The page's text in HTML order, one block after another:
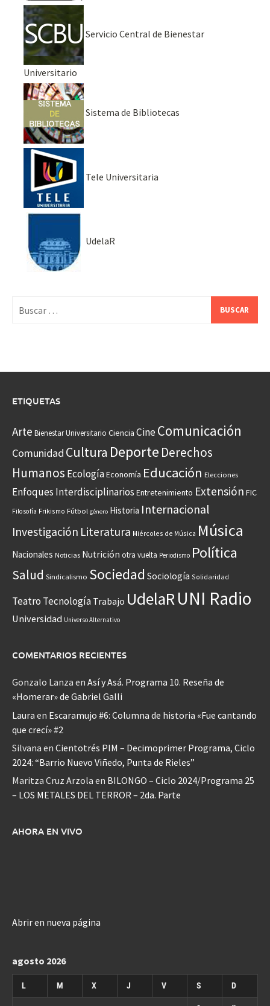
Servicio Central de Bienestar
Universitario
Sistema de Bibliotecas
Tele Universitaria
UdelaR
ETIQUETAS
Arte Bienestar Universitario Ciencia CineComunicación
Comunidad Cultura Deporte Derechos
Humanos EcologíaEconomía Educación Elecciones
Enfoques Interdisciplinarios Entretenimiento Extensión FIC
Filosofía Frikismo Fútbol género Historia Internacional
Investigación Literatura Miércoles de Música Música
Nacionales Noticias Nutrición otra vuelta Periodismo Política
Salud Sindicalismo Sociedad Sociología Solidaridad
Teatro Tecnología Trabajo UdelaRUNI Radio
Universidad Universo Alternativo
COMENTARIOS RECIENTES
Gonzalo Lanza en Así y Asá. Programa 10. Reseña de
«Homerar» de Gabriel Galli
Laura en Escaramujo #6: Columna de historia «Fue cantando
que crecí» #2
Silvana en Cientotrés PIM – Decimoprimer Programa, Ciclo
2024: “Barrio Nuevo Viñedo, Punta de Rieles”
Maritza Cruz Arzola en BILONGO – Ciclo 2024/Programa 25
– LOS METALES DEL TERROR – 2da. Parte
AHORA EN VIVO
Abrir en nueva página
agosto 2026
L M X J V S D